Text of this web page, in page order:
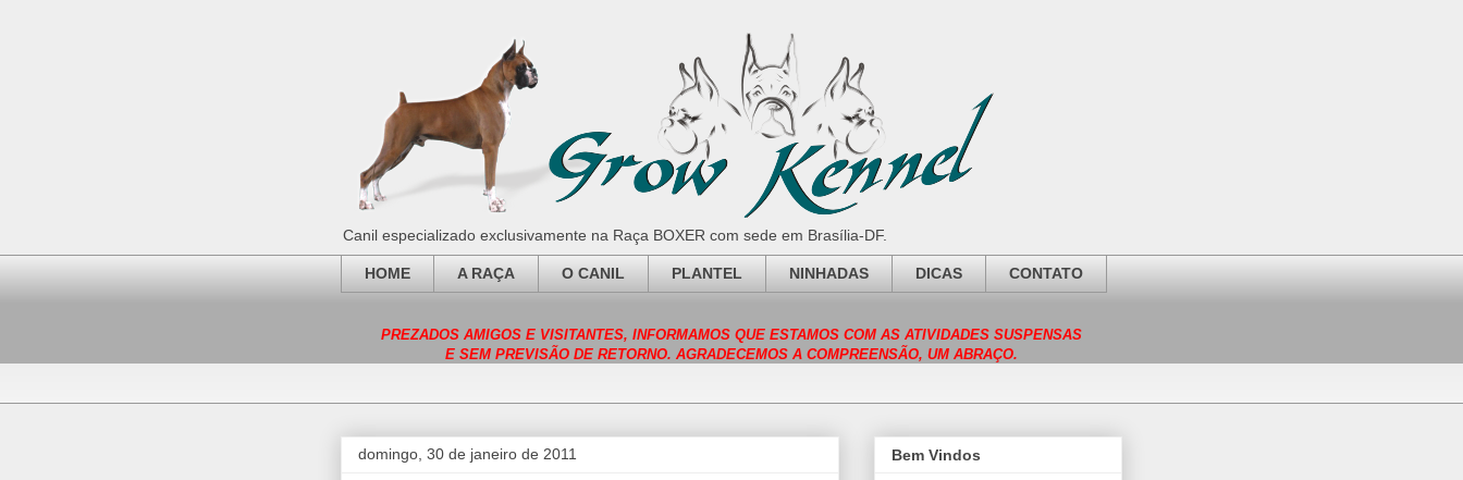
Canil especializado exclusivamente na Raça BOXER com sede em Brasília-DF.
HOME A RAÇA O CANIL PLANTEL NINHADAS DICAS CONTATO
PREZADOS AMIGOS E VISITANTES, INFORMAMOS QUE ESTAMOS COM AS ATIVIDADES SUSPENSAS
E SEM PREVISÃO DE RETORNO. AGRADECEMOS A COMPREENSÃO, UM ABRAÇO.
domingo, 30 de janeiro de 2011
Bem Vindos